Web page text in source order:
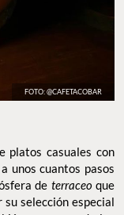
FOTO: @CAFETACOBAR
platos casuales con
unos cuantos pasos
de terraceo que
su selección especial